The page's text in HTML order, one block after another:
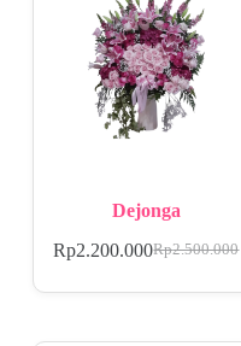
Dejonga
Rp2.500.000
Rp2.200.000